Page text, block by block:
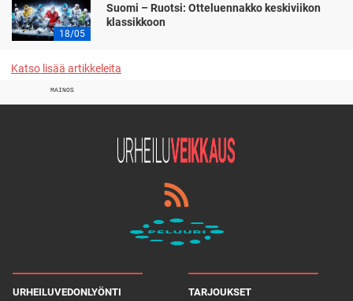
18/05
Suomi – Ruotsi: Otteluennakko keskiviikon
klassikkoon
Katso lisää artikkeleita
MAINOS
URHEILUVEDONLYÖNTI
TARJOUKSET